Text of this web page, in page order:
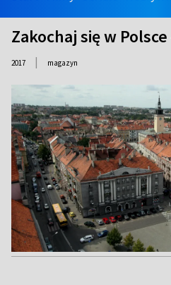
Zakochaj się w
2017 | magazyn